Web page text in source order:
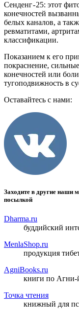
Сенденг - 25: этот
конечностей
белых каналов, а
ревматитами,
классификации.
Показанием к его
покраснение,
конечностей или
тугоподвижность в
Оставайтесь с нами:
Заходите в другие наши
посылкой
Dharma.ru
буддийский
MenlaShop.ru
продукция
AgniBooks.ru
книги по Агни-
Точка чтения
книжный для